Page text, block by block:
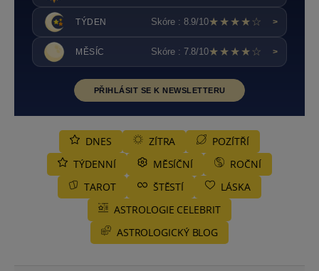
TÝDEN Skóre : 8.9/10★★★★☆ >
MĚSÍC Skóre : 7.8/10★★★★☆ >
PŘIHLÁSIT SE K NEWSLETTERU
DNES ZÍTRA
POZÍTŘÍ
TÝDENNÍ
MĚSÍČNÍ
ROČNÍ
TAROT
ŠTĚSTÍ
LÁSKA
ASTROLOGIE CELEBRIT
ASTROLOGICKÝ BLOG